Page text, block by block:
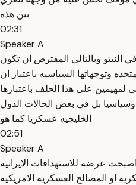
بين هذه
02:31
Speaker A
النيتو وبالتالي المفترض ان تكون
وتوجهاتها السياسيه باعتبار ان
لمهيمين على هذا الحلف باعتبارها
وسياسيا بل في بعض الحالات الدول
الخليجيه عسكريا كما هو
02:51
Speaker A
عرضه للاستهدافات الايرانيه
او المصالح العسكريه الامريكيه